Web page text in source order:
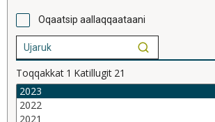
Oqaatsip aallaqqaataani
Toqqakkat 1 Katillugit 21